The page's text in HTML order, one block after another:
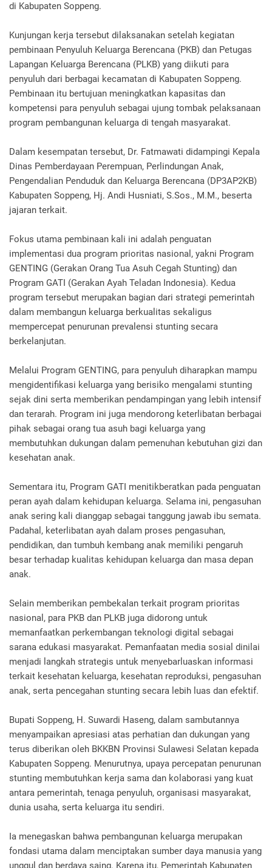
di Kabupaten Soppeng.
Kunjungan kerja tersebut dilaksanakan setelah kegiatan
pembinaan Penyuluh Keluarga Berencana (PKB) dan Petugas
Lapangan Keluarga Berencana (PLKB) yang diikuti para
penyuluh dari berbagai kecamatan di Kabupaten Soppeng.
Pembinaan itu bertujuan meningkatkan kapasitas dan
kompetensi para penyuluh sebagai ujung tombak pelaksanaan
program pembangunan keluarga di tengah masyarakat.
Dalam kesempatan tersebut, Dr. Fatmawati didampingi Kepala
Dinas Pemberdayaan Perempuan, Perlindungan Anak,
Pengendalian Penduduk dan Keluarga Berencana (DP3AP2KB)
Kabupaten Soppeng, Hj. Andi Husniati, S.Sos., M.M., beserta
jajaran terkait.
Fokus utama pembinaan kali ini adalah penguatan
implementasi dua program prioritas nasional, yakni Program
GENTING (Gerakan Orang Tua Asuh Cegah Stunting) dan
Program GATI (Gerakan Ayah Teladan Indonesia). Kedua
program tersebut merupakan bagian dari strategi pemerintah
dalam membangun keluarga berkualitas sekaligus
mempercepat penurunan prevalensi stunting secara
berkelanjutan.
Melalui Program GENTING, para penyuluh diharapkan mampu
mengidentifikasi keluarga yang berisiko mengalami stunting
sejak dini serta memberikan pendampingan yang lebih intensif
dan terarah. Program ini juga mendorong keterlibatan berbagai
pihak sebagai orang tua asuh bagi keluarga yang
membutuhkan dukungan dalam pemenuhan kebutuhan gizi dan
kesehatan anak.
Sementara itu, Program GATI menitikberatkan pada penguatan
peran ayah dalam kehidupan keluarga. Selama ini, pengasuhan
anak sering kali dianggap sebagai tanggung jawab ibu semata.
Padahal, keterlibatan ayah dalam proses pengasuhan,
pendidikan, dan tumbuh kembang anak memiliki pengaruh
besar terhadap kualitas kehidupan keluarga dan masa depan
anak.
Selain memberikan pembekalan terkait program prioritas
nasional, para PKB dan PLKB juga didorong untuk
memanfaatkan perkembangan teknologi digital sebagai
sarana edukasi masyarakat. Pemanfaatan media sosial dinilai
menjadi langkah strategis untuk menyebarluaskan informasi
terkait kesehatan keluarga, kesehatan reproduksi, pengasuhan
anak, serta pencegahan stunting secara lebih luas dan efektif.
Bupati Soppeng, H. Suwardi Haseng, dalam sambutannya
menyampaikan apresiasi atas perhatian dan dukungan yang
terus diberikan oleh BKKBN Provinsi Sulawesi Selatan kepada
Kabupaten Soppeng. Menurutnya, upaya percepatan penurunan
stunting membutuhkan kerja sama dan kolaborasi yang kuat
antara pemerintah, tenaga penyuluh, organisasi masyarakat,
dunia usaha, serta keluarga itu sendiri.
Ia menegaskan bahwa pembangunan keluarga merupakan
fondasi utama dalam menciptakan sumber daya manusia yang
unggul dan berdaya saing. Karena itu, Pemerintah Kabupaten